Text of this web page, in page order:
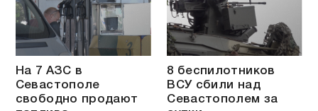
На 7 АЗС в
Севастополе
свободно продают
8 беспилотников
ВСУ сбили над
Севастополем за